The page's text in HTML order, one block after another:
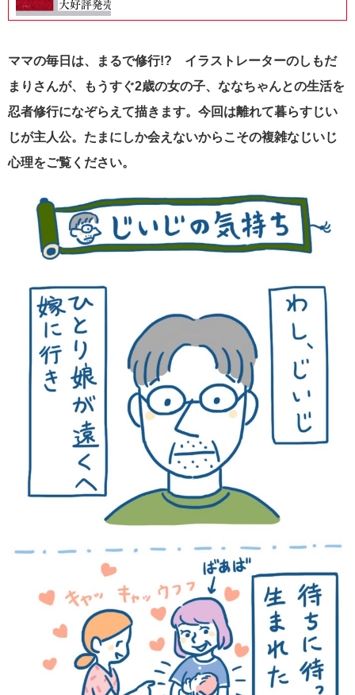
ママの毎日は、まるで修行!? イラストレーターのしもだ
まりさんが、もうすぐ2歳の女の子、ななちゃんとの生活を
忍者修行になぞらえて描きます。今回は離れて暮らすじい
じが主人公。たまにしか会えないからこその複雑なじいじ
心理をご覧ください。